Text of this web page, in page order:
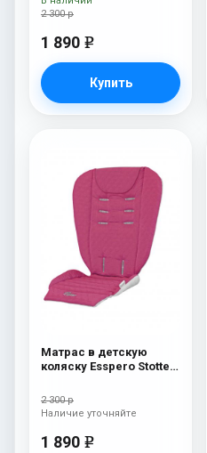
2 300 р
1 890 e
Купить
Матрас в детскую
коляску Esspero Stotte
2 300 р
1 890 e
Наличие уточняйте